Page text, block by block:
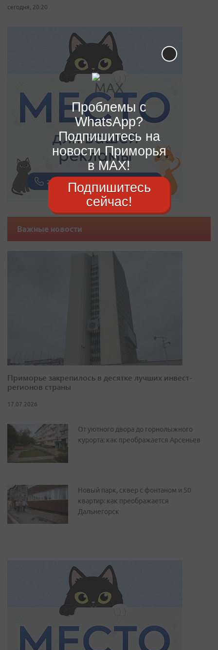
сегодня, 20:20
Важные новости
Приморье закрепилось в десятке лучших инвест-
регионов страны
17.07.2026
От уютного двора до горнолыжного
курорта: как преображается Арсеньев
Новый парк, сквер с фонтаном и 50
квартир: как преображается
Дальнегорск
Проблемы с
WhatsApp?
Подпишитесь на
новости Приморья
в MAX!
Подпишитесь
сейчас!